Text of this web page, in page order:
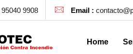
9908 Email :
Home